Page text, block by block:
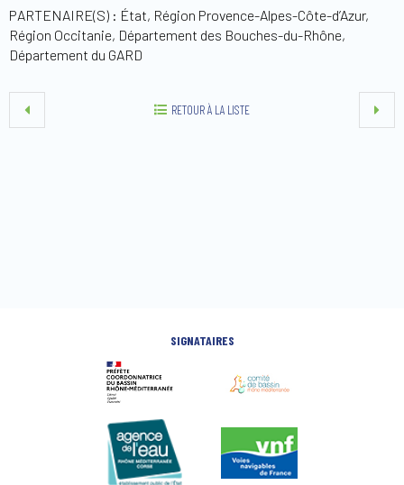
PARTENAIRE(S) : État, Région Provence-Alpes-Côte-d’Azur,
Région Occitanie, Département des Bouches-du-Rhône,
Département du GARD
RETOUR À LA LISTE
SIGNATAIRES